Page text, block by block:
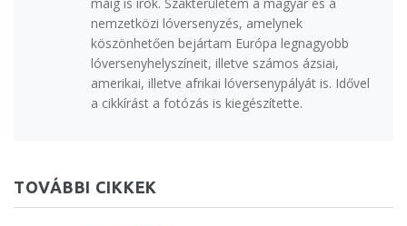
nemzetközi lóversenyzés, amelynek
köszönhetően bejártam Európa legnagyobb
lóversenyhelyszíneit, illetve számos ázsiai,
amerikai, illetve afrikai lóversenypályát is. Idővel
a cikkírást a fotózás is kiegészítette.
TOVÁBBI CIKKEK